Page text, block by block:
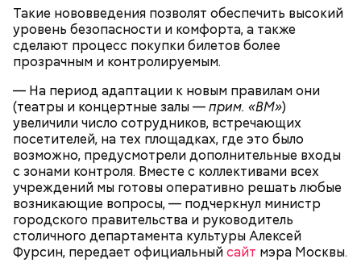
Такие нововведения позволят обеспечить высокий
уровень безопасности и комфорта, а также
сделают процесс покупки билетов более
прозрачным и контролируемым.
— На период адаптации к новым правилам они
(театры и концертные залы —прим. «ВМ»)
увеличили число сотрудников, встречающих
посетителей, на тех площадках, где это было
возможно, предусмотрели дополнительные входы
с зонами контроля. Вместе с коллективами всех
учреждений мы готовы оперативно решать любые
возникающие вопросы, — подчеркнул министр
городского правительства и руководитель
столичного департамента культуры Алексей
Фурсин, передает официальныйсайт мэра Москвы.
— Маршрут затрагивает востребованные улицы
смогут как отдыхать, так и ездить по делам по
реализованным велополосам и велодорожкам.
Небольшой деревянный дом построили в начале
XIX века, предположительно, в 1830 годах. В здании
есть полуподвальный этаж, который обустроен
Топ-10 милых зверят, которые
появились на свет в Московском
зоопарке
Более 40 тысяч пассажиров
теплоходов принял Северный
речной вокзал в июне